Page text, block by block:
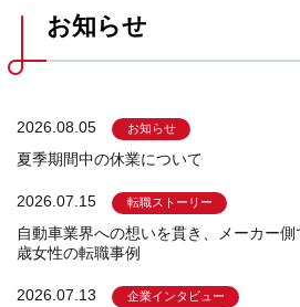
お知らせ
2026.08.05 お知らせ
夏季期間中の休業について
2026.07.15 転職ストーリー
自動車業界への想いを貫き、メーカー
歳女性の転職事例
2026.07.13 企業インタビュー